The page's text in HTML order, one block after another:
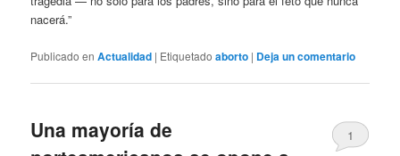
nacerá.”
Publicado en Actualidad | Etiquetado aborto | Deja un comentario
Una mayoría de
1